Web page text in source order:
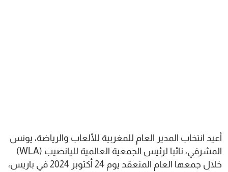
أعيد انتخاب المدير العام للمغربية للألعاب والرياضة، يونس
المشرفي، نائبا لرئيس الجمعية العالمية لليانصيب (WLA)
خلال جمعها العام المنعقد يوم 24 أكتوبر 2024 في باريس،